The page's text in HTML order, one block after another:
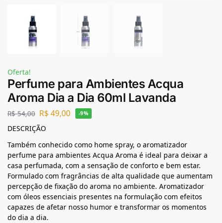
Oferta!
Perfume para Ambientes Acqua
Aroma Dia a Dia 60ml Lavanda
R$54,00 R$49,00 -9%
DESCRIÇÃO
Também conhecido como home spray, o aromatizador
perfume para ambientes Acqua Aroma é ideal para deixar a
casa perfumada, com a sensação de conforto e bem estar.
Formulado com fragrâncias de alta qualidade que aumentam
percepção de fixação do aroma no ambiente. Aromatizador
com óleos essenciais presentes na formulação com efeitos
capazes de afetar nosso humor e transformar os momentos
do dia a dia.